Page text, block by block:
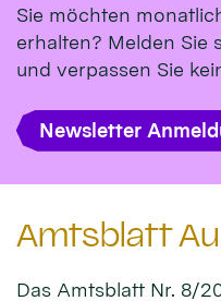
Sie möchten
erhalten? Melden Sie
und verpassen Sie
Newsletter
Amtsblatt
Das Amts­blatt Nr. 8/